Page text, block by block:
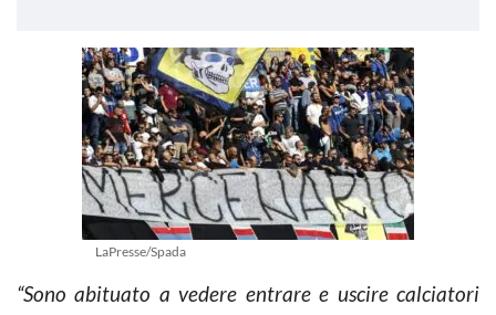
LaPresse/Spada
“Sono abituato a vedere entrare e uscire calciatori